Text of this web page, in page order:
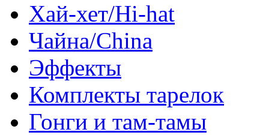
Хай-хет/Hi-hat
Чайна/China
Эффекты
Комплекты тарелок
Гонги и там-тамы